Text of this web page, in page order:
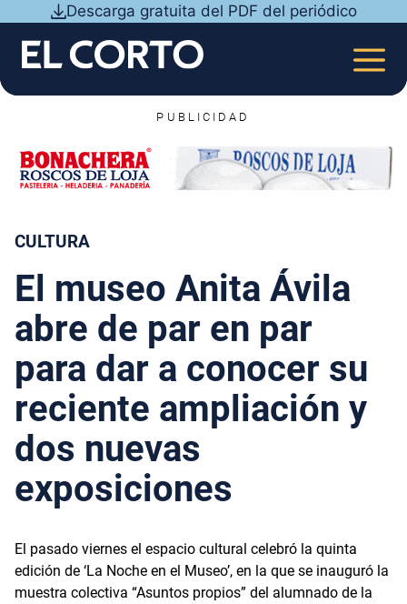
contenido
Descarga gratuita del PDF del periódico
PUBLICIDAD
CULTURA
El museo Anita Ávila
abre de par en par
para dar a conocer su
reciente ampliación y
dos nuevas
exposiciones
El pasado viernes el espacio cultural celebró la quinta
edición de ‘La Noche en el Museo’, en la que se inauguró la
muestra colectiva “Asuntos propios” del alumnado de la